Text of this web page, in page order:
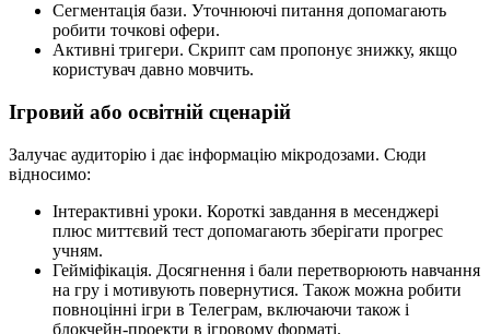
Сегментація бази. Уточнюючі питання допомагають
робити точкові офери.
Активні тригери. Скрипт сам пропонує знижку, якщо
користувач давно мовчить.
Ігровий або освітній сценарій
Залучає аудиторію і дає інформацію мікродозами. Сюди
відносимо:
Інтерактивні уроки. Короткі завдання в месенджері
плюс миттєвий тест допомагають зберігати прогрес
учням.
Гейміфікація. Досягнення і бали перетворюють навчання
на гру і мотивують повернутися. Також можна робити
повноцінні ігри в Телеграм, включаючи також і
блокчейн-проекти в ігровому форматі.